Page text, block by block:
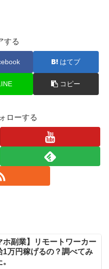
する
はてブ
コピー
ローする
ホ副業】リモートワーカー
1万円稼げるの？調べてみ